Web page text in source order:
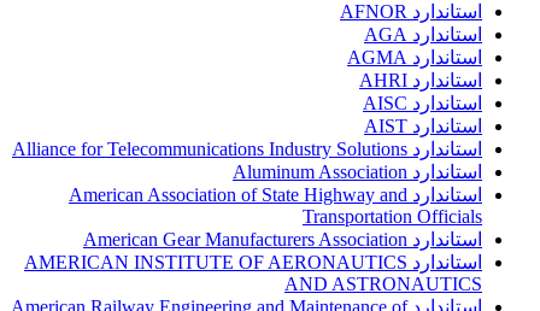
استاندارد AFNOR
استاندارد AGA
استاندارد AGMA
استاندارد AHRI
استاندارد AISC
استاندارد AIST
استاندارد Alliance for Telecommunications Industry Solutions
استاندارد Aluminum Association
استاندارد American Association of State Highway and
Transportation Officials
استاندارد American Gear Manufacturers Association
استاندارد AMERICAN INSTITUTE OF AERONAUTICS
AND ASTRONAUTICS
استاندارد American Railway Engineering and Maintenance of